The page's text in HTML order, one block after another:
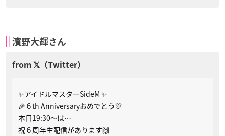
濱野大輝さん
✨アイドルマスターSideM ✨
🎉６th Anniversaryおめでとう🎊
本日19:30〜は…
祝６周年生配信があります🙌